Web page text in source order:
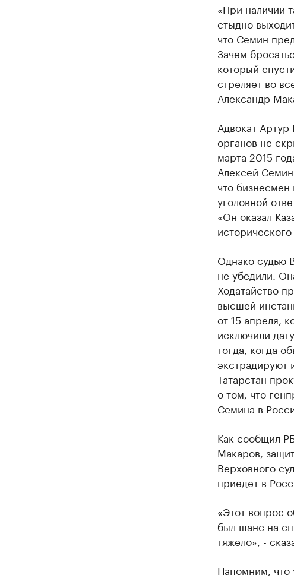
«При наличии
стыдно
что Семин
Зачем
который
стреляет во
Александр
Адвокат
органов не
марта 2015
Алексей
что бизнесмен
уголовной
«Он оказал
Однако судью
не убедили.
Ходатайство
высшей
от 15 апреля,
исключили
тогда, когда
экстрадируют
Татарстан
о том, что
Семина в
Как сообщил
Макаров,
Верховного
приедет в
«Этот вопрос
был шанс на
тяжело», -
Напомним, что